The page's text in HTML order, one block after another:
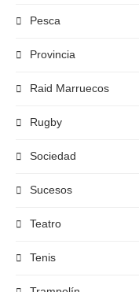
Pesca
Provincia
Raid Marruecos
Rugby
Sociedad
Sucesos
Teatro
Tenis